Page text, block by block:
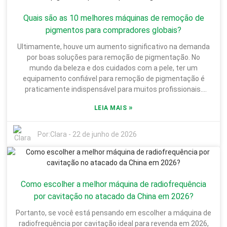
histórias de clientes satisfeitos para gerar confiança. Ainda
assim, é importante analisar essas informações com
especialização ou confiabilidade, então pesquise bem. Se
você está pensando em investir em um sistema Velashape,
reserve um tempo e reflita bastante. Embora essa
tecnologia ofereça benefícios bastante promissores,
manter expectativas realistas é fundamental. Procure
sistemas com resultados comprovados e seja honesto
seus objetivos e se preparar para o processo pode ajudar a
garantir que você fique satisfeito com o resultado final.
Quais são as 10 melhores máquinas de remoção de
pigmentos para compradores globais?
Ultimamente, houve um aumento significativo na demanda
por boas soluções para remoção de pigmentação. No
mundo da beleza e dos cuidados com a pele, ter um
equipamento confiável para remoção de pigmentação é
praticamente indispensável para muitos profissionais.
em tecnologia da pele, dizendo certa vez: "Investir em
picossegundos para remoção de pigmentação, pode mudar
completamente o jogo para seus clientes". Isso realmente
ressalta a importância de escolher o equipamento certo.
Recentemente, diversos equipamentos diferentes para
alegando realizar o trabalho perfeitamente. Mas,
honestamente, é prudente ser um pouco cauteloso. Nem
como a eficácia do tratamento, a segurança e a facilidade
LEIA MAIS »
Por:Clara - 22 de junho de 2026
Como escolher a melhor máquina de radiofrequência
por cavitação no atacado da China em 2026?
Portanto, se você está pensando em escolher a máquina de
radiofrequência por cavitação ideal para revenda em 2026,